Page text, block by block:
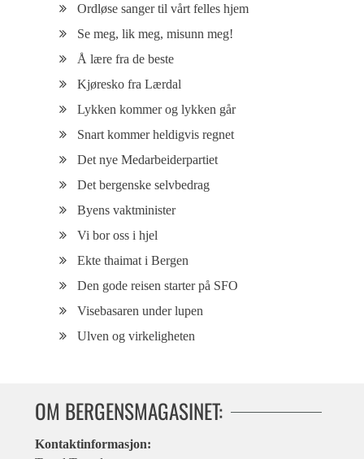
Ordløse sanger til vårt felles hjem
Se meg, lik meg, misunn meg!
Å lære fra de beste
Kjøresko fra Lærdal
Lykken kommer og lykken går
Snart kommer heldigvis regnet
Det nye Medarbeiderpartiet
Det bergenske selvbedrag
Byens vaktminister
Vi bor oss i hjel
Ekte thaimat i Bergen
Den gode reisen starter på SFO
Visebasaren under lupen
Ulven og virkeligheten
OM BERGENSMAGASINET:
Kontaktinformasjon: